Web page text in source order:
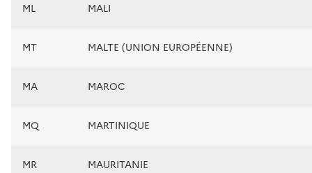
ML MALI
MT MALTE (UNION EUROPÉENNE)
MA MAROC
MQ MARTINIQUE
MR MAURITANIE